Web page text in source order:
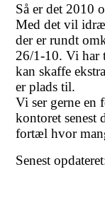
Så er det 2010
Med det vil
der er rundt
26/1-10. Vi har
kan skaffe
er plads til.
Vi ser gerne
kontoret senest
fortæl hvor
Senest